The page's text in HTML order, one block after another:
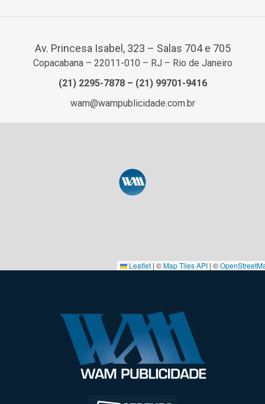
Av. Princesa Isabel, 323 – Salas 704 e 705
Copacabana – 22011-010 – RJ – Rio de Janeiro
(21) 2295-7878– (21) 99701-9416
wam@wampublicidade.com.br
Leaflet | ©Map Tiles API | ©